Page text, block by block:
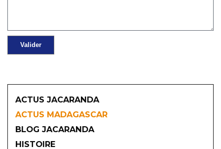
ACTUS JACARANDA
ACTUS MADAGASCAR
BLOG JACARANDA
HISTOIRE